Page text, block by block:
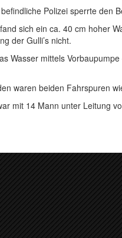
Polizei sperrte den
sich ein ca. 40 cm hoher
der Gulli’s nicht.
Wasser mittels
waren beiden Fahrspuren
mit 14 Mann unter Leitung